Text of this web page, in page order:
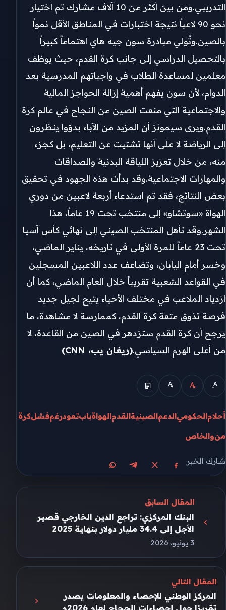
التدريبي.ومن بين أكثر من 10 آلاف مشارك تم اختيار
نحو 90 لاعباً نتيجة اختبارات في المناطق الأقل نمواً
بالصين.وتُولي مبادرة سون جيه هاي اهتماماً كبيراً
بالتحصيل الدراسي إلى جانب كرة القدم، حيث يوظف
معلمين لمساعدة الطلاب في واجباتهم المدرسية بعد
الدوام، لأن سون يفهم أهمية إزالة الحواجز المالية
والاجتماعية التي منعت الصين من النجاح في عالم كرة
القدم.ويرى سيمونز أن المزيد من الآباء بدؤوا ينظرون
إلى الرياضة لا على أنها تشتيت عن التعليم، بل كجزء
منه، من خلال تعزيز اللياقة البدنية والصداقات
والمهارات الاجتماعية.وقد بدأت هذه الجهود في تحقيق
بعض النتائج، فقد تم استدعاء أربعة لاعبين من دوري
الهواة «سوتشاو» إلى منتخب تحت 19 عاماً، هذا
الشهر.وقد تأهل المنتخب الصيني إلى نهائي كأس آسيا
تحت 23 عاماً للمرة الأولى في تاريخه، يناير الماضي،
وخسر أمام اليابان، وتضاعف عدد اللاعبين المسجلين
في القواعد الشعبية تقريباً خلال العام الماضي، كما أن
ازدياد الملاعب في مختلف الأحياء يتيح لجيل جديد
فرصة تذوق متعة كرة القدم، كممارسة لا مشاهدة، ما
يرجح أن كرة القدم ستزدهر في الصين من القاعدة، لا
من أعلى الهرم السياسي.(ريغان يب، CNN
)
أحلامالحكوميالدعمالصينيةالقدمالهواةبابتعودرغمفشلكرة
منوالخاص
شارك الخبر
مشاركة على فيسبوك
مشاركة على Xمشاركة على تيليجرام
مشاركة على واتساب
المقال السابق
البنك المركزي: تراجع الدين الخارجي قصير
الأجل إلى 34.4 مليار دولار بنهاية 2025
3 يونيو، 2026
المقال التالي
المركز الوطني للإحصاء والمعلومات يصدر
تقريرًا حول إحصاءات الحجاج لعام 2026م